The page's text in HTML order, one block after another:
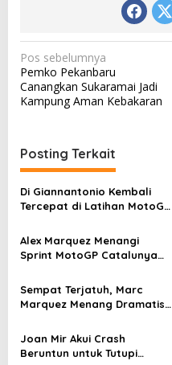
N
a
v
g
a
s
i
p
o
s
Pos sebelumnya
Pemko Pekanbaru
Canangkan Sukaramai Jadi
Kampung Aman Kebakaran
Posting Terkait
Di Giannantonio Kembali
Tercepat di Latihan MotoGP
Alex Marquez Menangi
Sprint MotoGP Catalunya
Detik
Sempat Terjatuh, Marc
Marquez Menang Dramatis
2026
Joan Mir Akui Crash
Beruntun untuk Tutupi